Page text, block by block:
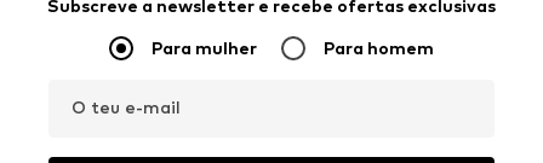
Subscreve a newsletter e recebe ofertas exclusivas
Para mulher Para homem
O teu e-mail